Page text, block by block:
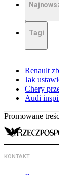
Tagi
Renault
Jak
Chery
Audi
Promowane
KONTAKT